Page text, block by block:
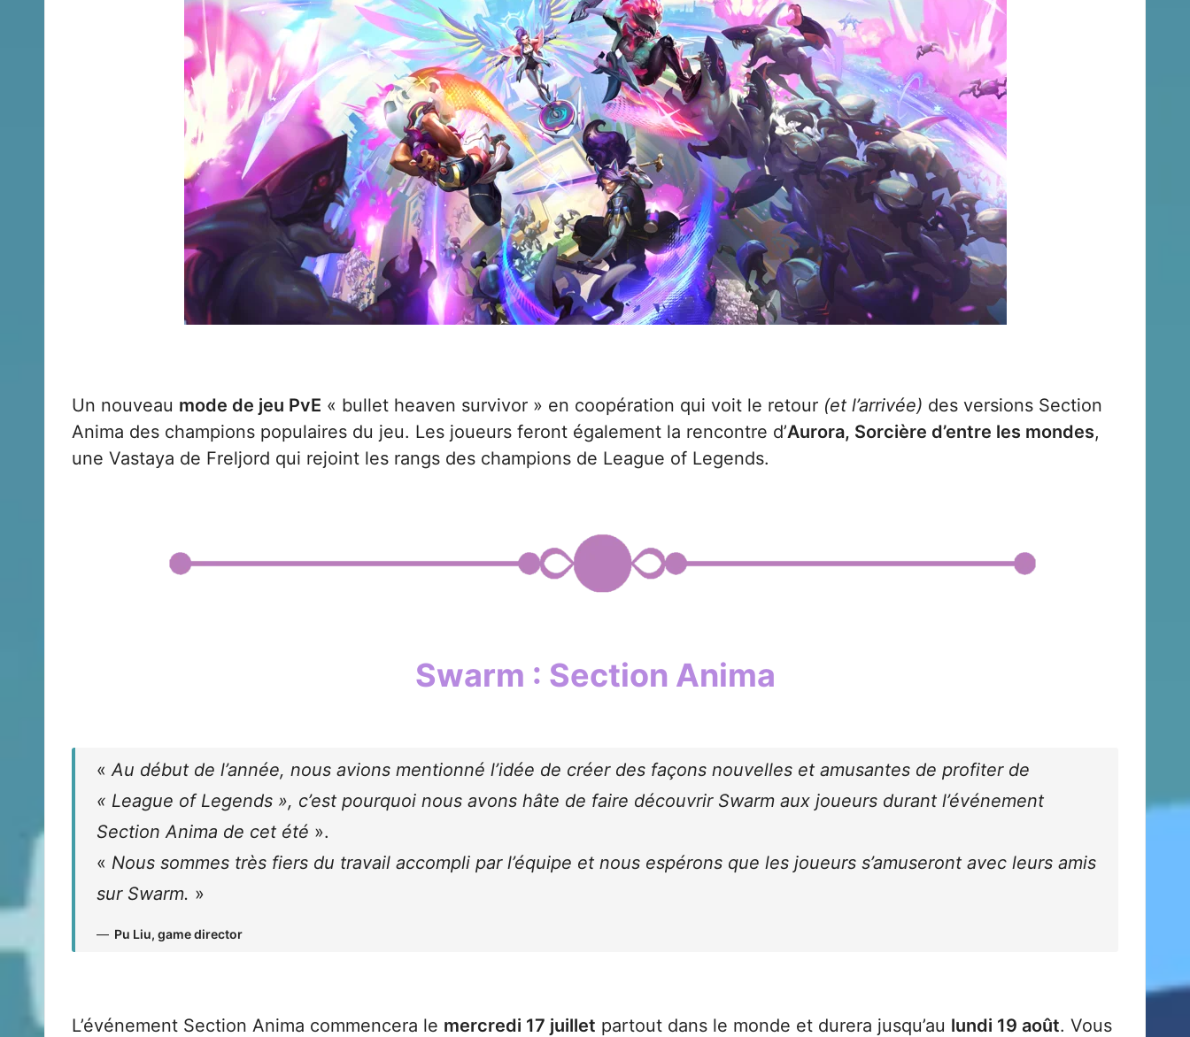
Un nouveau mode de jeu PvE « bullet heaven survivor » en coopération qui voit le retour (et l’arrivée) des versions Section
Anima des champions populaires du jeu. Les joueurs feront également la rencontre d’Aurora, Sorcière d’entre les mondes,
une Vastaya de Freljord qui rejoint les rangs des champions de League of Legends.
Swarm : Section Anima
«Au début de l’année, nous avions mentionné l’idée de créer des façons nouvelles et amusantes de profiter de
« League of Legends », c’est pourquoi nous avons hâte de faire découvrir Swarm aux joueurs durant l’événement
Section Anima de cet été ».
« Nous sommes très fiers du travail accompli par l’équipe et nous espérons que les joueurs s’amuseront avec leurs amis
sur Swarm. »
Pu Liu, game director
L’événement Section Anima commencera le mercredi 17 juillet partout dans le monde et durera jusqu’au lundi 19 août. Vous